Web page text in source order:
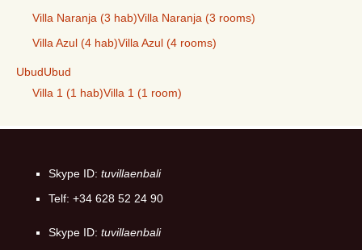
Villa Naranja (3 hab)Villa Naranja (3 rooms)
Villa Azul (4 hab)Villa Azul (4 rooms)
UbudUbud
Villa 1 (1 hab)Villa 1 (1 room)
Skype ID: tuvillaenbali
Telf: +34 628 52 24 90
Skype ID: tuvillaenbali